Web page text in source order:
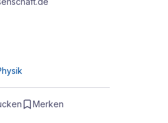
Merken